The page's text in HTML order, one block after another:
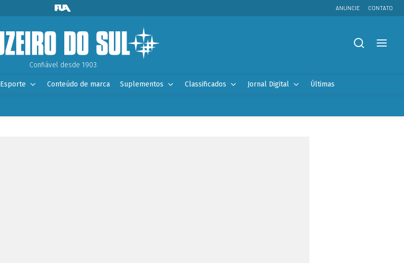
ANUNCIE CONTATO
Confiável desde 1903.
Esporte Conteúdo de marca Suplementos Classificados Jornal Digital Últimas